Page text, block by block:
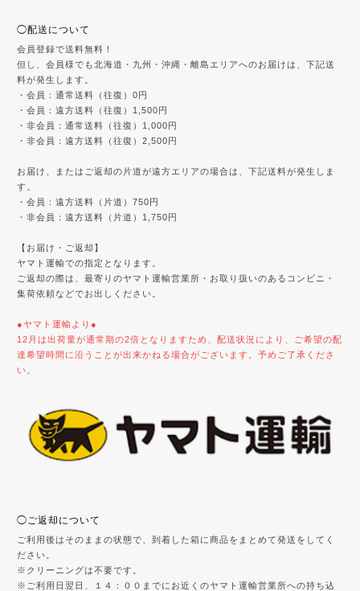
◯配送について
会員登録で送料無料！
但し、会員様でも北海道・九州・沖縄・離島エリアへのお届けは、下記送
料が発生します。
・会員：通常送料（往復）0円
・会員：遠方送料（往復）1,500円
・非会員：通常送料（往復）1,000円
・非会員：遠方送料（往復）2,500円
お届け、またはご返却の片道が遠方エリアの場合は、下記送料が発生しま
す。
・会員：遠方送料（片道）750円
・非会員：遠方送料（片道）1,750円
【お届け・ご返却】
ヤマト運輸での指定となります。
ご返却の際は、最寄りのヤマト運輸営業所・お取り扱いのあるコンビニ・
集荷依頼などでお出しください。
●ヤマト運輸より●
12月は出荷量が通常期の2倍となりますため、配送状況により、ご希望の配
達希望時間に沿うことが出来かねる場合がございます。予めご了承くださ
い。
◯ご返却について
ご利用後はそのままの状態で、到着した箱に商品をまとめて発送をしてく
ださい。
※クリーニングは不要です。
※ご利用日翌日、１４：００までにお近くのヤマト運輸営業所への持ち込